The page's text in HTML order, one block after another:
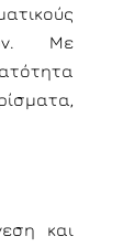
Με
και